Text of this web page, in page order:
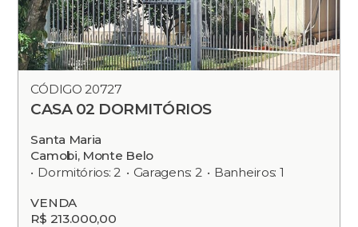
CÓDIGO 20727
CASA 02 DORMITÓRIOS
Santa Maria
Camobi, Monte Belo
Dormitórios: 2
Garagens: 2
Banheiros: 1
VENDA
R$ 213.000,00